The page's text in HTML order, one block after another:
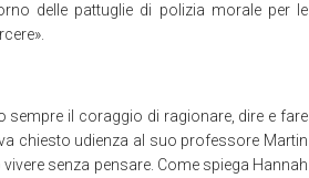
delle pattuglie di polizia morale per le
sempre il coraggio di ragionare, dire e fare
chiesto udienza al suo professore Martin
senza pensare. Come spiega Hannah